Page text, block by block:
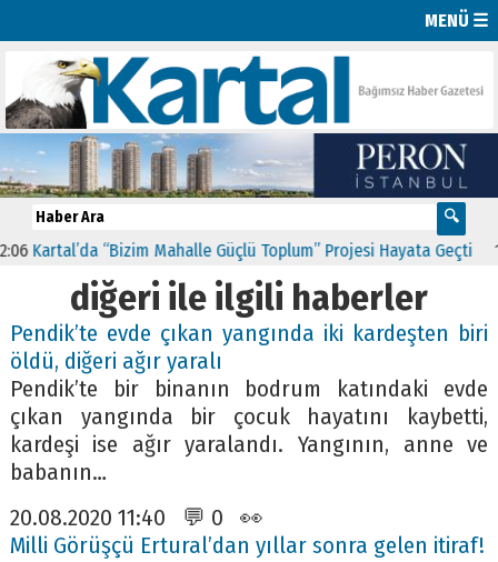
MENÜ ☰
Kartal’da “Bizim Mahalle Güçlü Toplum” Projesi Hayata Geçti
diğeri ile ilgili haberler
Pendik’te evde çıkan yangında iki kardeşten biri
öldü, diğeri ağır yaralı
Pendik’te bir binanın bodrum katındaki evde
çıkan yangında bir çocuk hayatını kaybetti,
kardeşi ise ağır yaralandı. Yangının, anne ve
babanın…
20.08.2020 11:40 💬 0 👀
Milli Görüşçü Ertural’dan yıllar sonra gelen itiraf!